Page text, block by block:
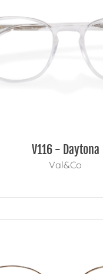
V116 - Daytona
Val&Co